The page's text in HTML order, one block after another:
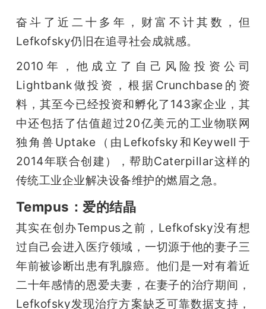
奋斗了近二十多年，财富不计其数，但
Lefkofsky仍旧在追寻社会成就感。
2010年，他成立了自己风险投资公司
Lightbank做投资，根据Crunchbase的资
料，其至今已经投资和孵化了143家企业，其
中还包括了估值超过20亿美元的工业物联网
独角兽Uptake（由Lefkofsky和Keywell于
2014年联合创建），帮助Caterpillar这样的
传统工业企业解决设备维护的燃眉之急。
Tempus：爱的结晶
其实在创办Tempus之前，Lefkofsky没有想
过自己会进入医疗领域，一切源于他的妻子三
年前被诊断出患有乳腺癌。他们是一对有着近
二十年感情的恩爱夫妻，在妻子的治疗期间，
Lefkofsky发现治疗方案缺乏可靠数据支持，